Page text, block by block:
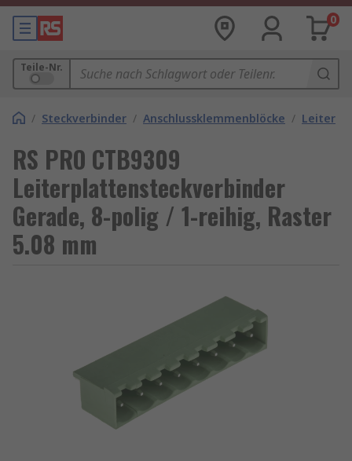
0
Teile-Nr.
/ Steckverbinder / Anschlussklemmenblöcke /
RS PRO CTB9309
Leiterplattensteckverbinder
Gerade, 8-polig / 1-reihig, Raster
5.08 mm